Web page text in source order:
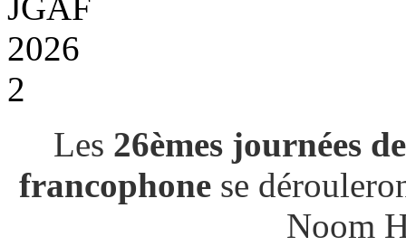
Les 26èmes journées
francophone se
Noom